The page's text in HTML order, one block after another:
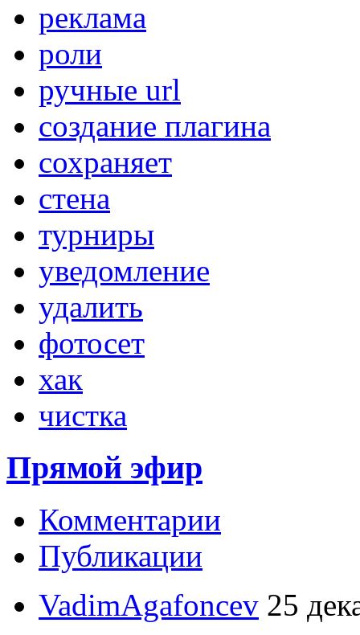
реклама
роли
ручные url
создание плагина
сохраняет
стена
турниры
уведомление
удалить
фотосет
хак
чистка
Прямой эфир
Комментарии
Публикации
VadimAgafoncev 25